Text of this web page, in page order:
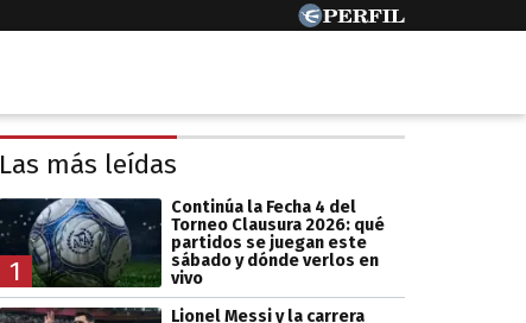
Las más leídas
1
Continúa la Fecha 4 del
Torneo Clausura 2026: qué
partidos se juegan este
sábado y dónde verlos en
vivo
Lionel Messi y la carrera